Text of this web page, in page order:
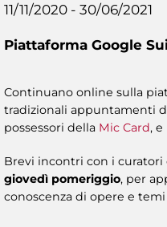
11/11/2020 - 30/06/2021
Piattaforma Google
Continuano online sulla
tradizionali appuntamenti
possessori della Mic Card, e
Brevi incontri con i curatori
giovedì pomeriggio, per
conoscenza di opere e